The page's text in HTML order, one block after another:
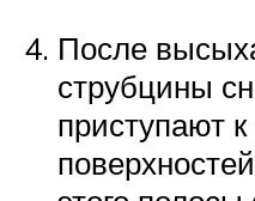
После
струбцины
приступают